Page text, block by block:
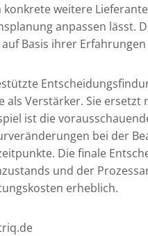
konkrete weitere
anpassen lässt.
Basis ihrer
als Verstärker. Sie
ist die
bei der
Die finale
und der
erheblich.